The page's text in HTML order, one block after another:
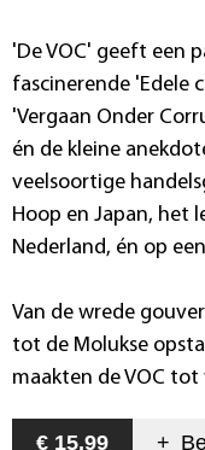
'De VOC' geeft een
fascinerende 'Edele
'Vergaan Onder
én de kleine
veelsoortige
Hoop en Japan, het
Nederland, én op
Van de wrede
tot de Molukse
maakten de VOC tot
€ 15,99 +